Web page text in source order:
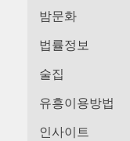
밤문화
법률정보
술집
유흥이용방법
인사이트